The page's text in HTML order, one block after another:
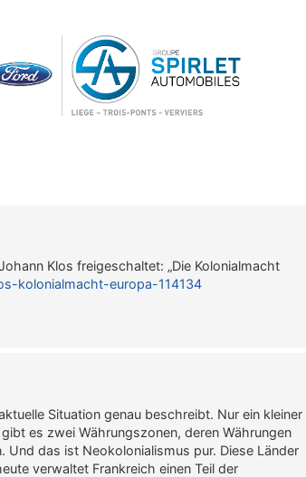
Klos freigeschaltet: „Die Kolonialmacht
kolonialmacht-europa-114134
Situation genau beschreibt. Nur ein kleiner
es zwei Währungszonen, deren Währungen
Und das ist Neokolonialismus pur. Diese Länder
verwaltet Frankreich einen Teil der